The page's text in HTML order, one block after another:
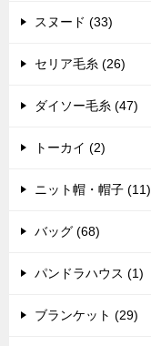
スヌード (33)
セリア毛糸 (26)
ダイソー毛糸 (47)
トーカイ (2)
ニット帽・帽子 (11)
バッグ (68)
パンドラハウス (1)
ブランケット (29)